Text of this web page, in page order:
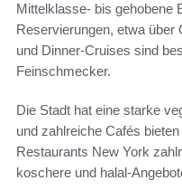
Mittelklasse- bis gehobene
Reservierungen, etwa über
und Dinner-Cruises sind
Feinschmecker.
Die Stadt hat eine starke
und zahlreiche Cafés
Restaurants New York
koschere und halal-